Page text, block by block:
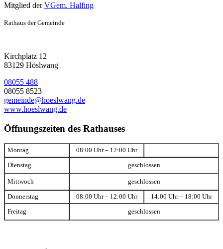
Mitglied derVGem. Halfing
Rathaus der Gemeinde
Kirchplatz 12
83129 Höslwang
08055 488
08055 8523
gemeinde@hoeslwang.de
www.hoeslwang.de
Öffnungszeiten des Rathauses
Montag 08:00 Uhr – 12:00 Uhr
Dienstag geschlossen
Mittwoch geschlossen
Donnerstag 08:00 Uhr – 12:00 Uhr 14:00 Uhr – 18:00 Uhr
Freitag geschlossen